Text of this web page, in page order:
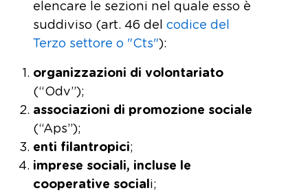
elencare le sezioni nel quale esso è
suddiviso (art. 46 del codice del
Terzo settore o "Cts"):
organizzazioni di volontariato
(“Odv”);
associazioni di promozione sociale
(“Aps”);
enti filantropici;
imprese sociali, incluse le
cooperative sociali;